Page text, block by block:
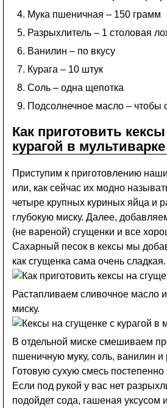
Мука пшеничная – 150 грамм
Разрыхлитель – 1 столовая
Ванилин – по вкусу
Курага – 10 штук
Соль – одна щепотка
Подсолнечное масло – чтобы
Как приготовить
курагой в мультиварке
Приступим к приготовлению
или, как сейчас их модно
четыре крупных куриных яйца и
глубокую миску. Далее,
(не вареной) сгущенки и все
Сахарный песок в кексы мы
как сгущенка сама очень сладкая.
Растапливаем сливочное масло
миску.
В отдельной миске смешиваем
пшеничную муку, соль, ванилин и
Готовую сухую смесь
Если под рукой у вас нет
подойдет сода, гашеная